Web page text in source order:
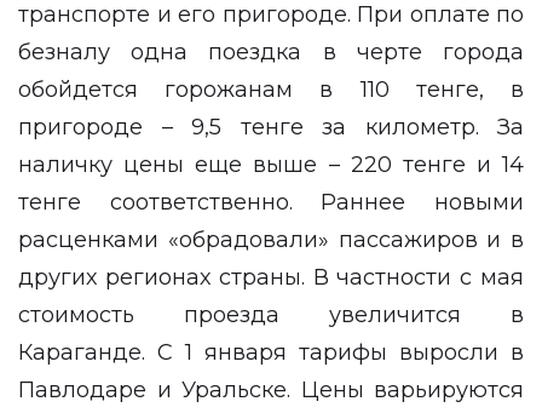
транспорте и его пригороде. При оплате по
безналу одна поездка в черте города
обойдется горожанам в 110 тенге, в
пригороде – 9,5 тенге за километр. За
наличку цены еще выше – 220 тенге и 14
тенге соответственно. Раннее новыми
расценками «обрадовали» пассажиров и в
других регионах страны. В частности с мая
стоимость проезда увеличится в
Караганде. С 1 января тарифы выросли в
Павлодаре и Уральске. Цены варьируются